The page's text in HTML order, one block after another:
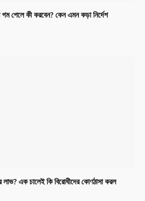
গম পেলে কী করবেন? কেন এমন কড়া নির্দেশ
লাভ? এক চালেই কি বিরোধীদের কোণঠাসা করল